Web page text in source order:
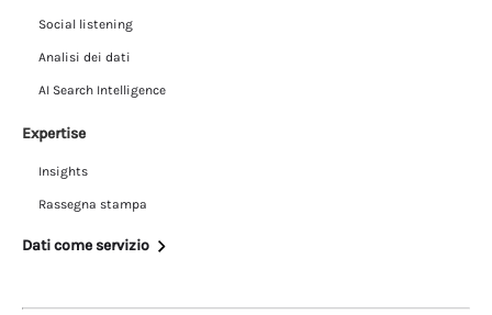
Social listening
Analisi dei dati
AI Search Intelligence
Expertise
Insights
Rassegna stampa
Dati come servizio